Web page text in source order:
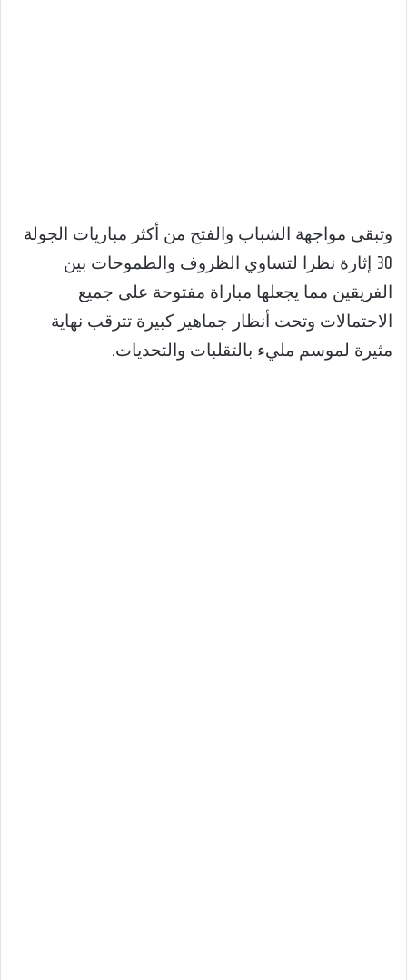
وتبقى مواجهة الشباب والفتح من أكثر مباريات الجولة
30 إثارة نظرا لتساوي الظروف والطموحات بين
الفريقين مما يجعلها مباراة مفتوحة على جميع
الاحتمالات وتحت أنظار جماهير كبيرة تترقب نهاية
مثيرة لموسم مليء بالتقلبات والتحديات.